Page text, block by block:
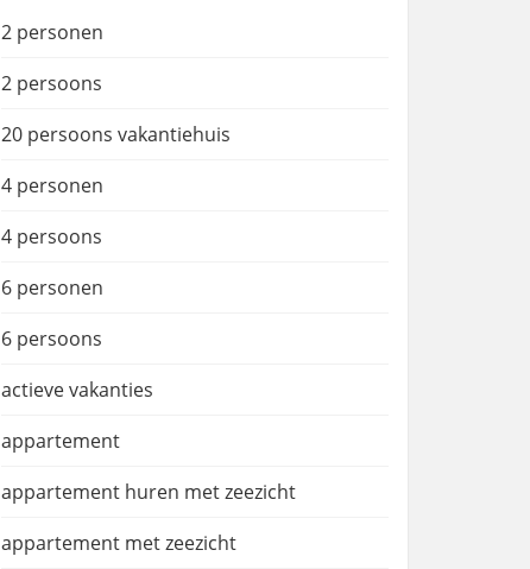
2 personen
2 persoons
20 persoons vakantiehuis
4 personen
4 persoons
6 personen
6 persoons
actieve vakanties
appartement
appartement huren met zeezicht
appartement met zeezicht